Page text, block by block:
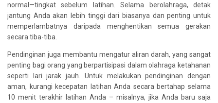
normal—tingkat sebelum latihan. Selama berolahraga, detak
jantung Anda akan lebih tinggi dari biasanya dan penting untuk
memperlambatnya daripada menghentikan semua gerakan
secara tiba-tiba.
Pendinginan juga membantu mengatur aliran darah, yang sangat
penting bagi orang yang berpartisipasi dalam olahraga ketahanan
seperti lari jarak jauh. Untuk melakukan pendinginan dengan
aman, kurangi kecepatan latihan Anda secara bertahap selama
10 menit terakhir latihan Anda – misalnya, jika Anda baru saja